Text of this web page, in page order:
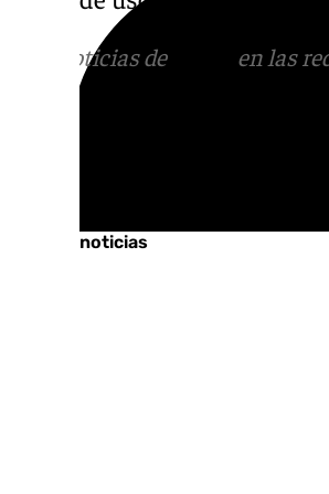
Más noticias de en las
informativos@101tv.es
Últimas noticias